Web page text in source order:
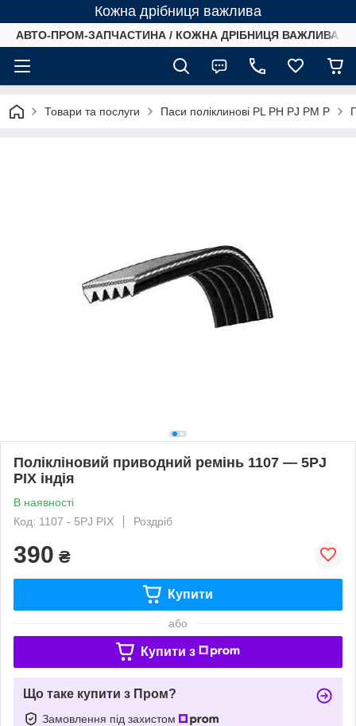
Кожна дрібниця важлива
АВТО-ПРОМ-ЗАПЧАСТИНА / КОЖНА ДРІБНИЦЯ ВАЖЛИВА /
Товари та послуги Паси поліклинові PL PH PJ PM P
Полікліновий приводний ремінь 1107 — 5PJ
PIX індія
В наявності
Код: 1107 - 5PJ PIX
Роздріб
390 ₴
Купити
або
Купити з
Що таке купити з Пром?
Замовлення під захистом